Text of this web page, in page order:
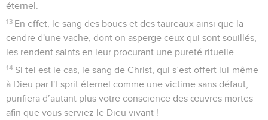
éternel.
13 En effet, le sang des boucs et des taureaux ainsi que la
cendre d'une vache, dont on asperge ceux qui sont souillés,
les rendent saints en leur procurant une pureté rituelle.
14 Si tel est le cas, le sang de Christ, qui s’est offert lui-même
à Dieu par l'Esprit éternel comme une victime sans défaut,
purifiera d’autant plus votre conscience des œuvres mortes
afin que vous serviez le Dieu vivant !